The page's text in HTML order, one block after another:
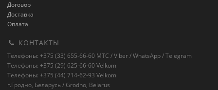
Договор
Доставка
Оплата
КОНТАКТЫ
Телефоны: +375 (33) 655-66-60 MTC / Viber / WhatsApp / Telegram
Телефоны: +375 (29) 625-66-60 Velkom
Телефоны: +375 (44) 714-62-93 Velkom
г.Гродно, Беларусь / Grodno, Belarus